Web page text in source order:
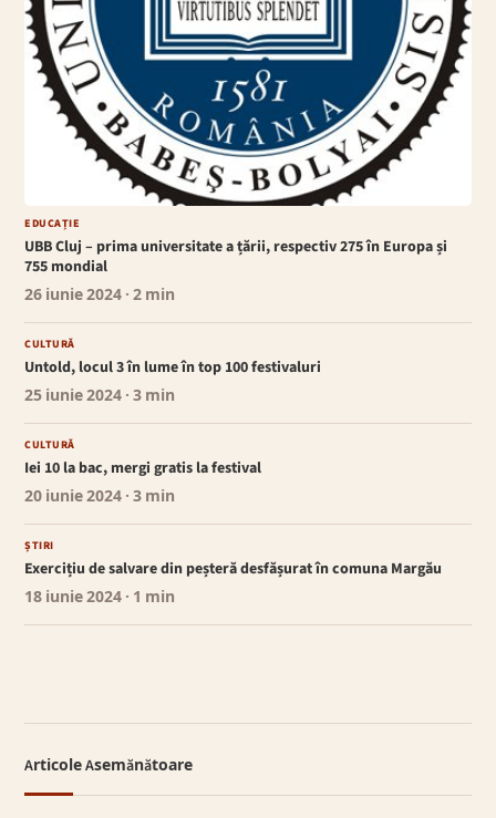
EDUCAȚIE
UBB Cluj – prima universitate a țării, respectiv 275 în Europa și
755 mondial
26 iunie 2024 · 2 min
CULTURĂ
Untold, locul 3 în lume în top 100 festivaluri
25 iunie 2024 · 3 min
CULTURĂ
Iei 10 la bac, mergi gratis la festival
20 iunie 2024 · 3 min
ȘTIRI
Exercițiu de salvare din peșteră desfășurat în comuna Margău
18 iunie 2024 · 1 min
Articole Asemănătoare